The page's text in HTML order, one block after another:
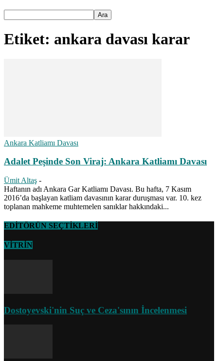
Etiket: ankara davası karar
Ankara Katliamı Davası
Adalet Peşinde Son Viraj: Ankara Katliamı Davası
Ümit Altaş -
Haftanın adı Ankara Gar Katliamı Davası. Bu hafta, 7 Kasım
2016’da başlayan katliam davasının karar duruşması var. 10. kez
toplanan mahkeme muhtemelen sanıklar hakkındaki...
EDİTÖRÜN SEÇTİKLERİ
VİTRİN
Dostoyevski'nin Suç ve Ceza'sının İncelenmesi